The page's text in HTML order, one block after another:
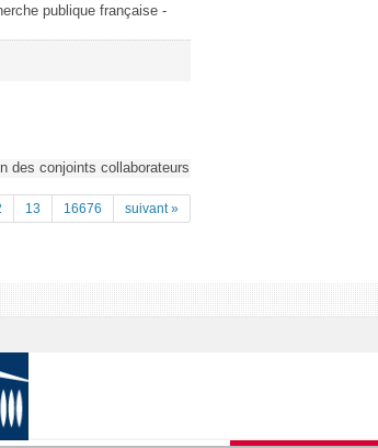
publique française -
des conjoints collaborateurs
13 16676 suivant »